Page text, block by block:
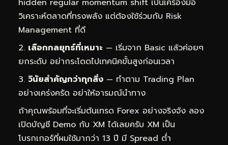
hidden regular momentum shift เป็นเครื่องมือ
วิเคราะห์ตลาดที่ทรงพลัง แต่ต้องใช้ร่วมกับ Risk
Management ที่ดี
เลือกกลยุทธ์ที่เหมาะ — เริ่มจาก Basic แล้วค่อยๆ
ยกระดับ อย่ากระโดดไปเทคนิคขั้นสูงก่อนเวลา
วินัยสำคัญกว่าทุกสิ่ง — ทำตาม Trading Plan
อย่างเคร่งครัด อย่าให้อารมณ์นำทาง
ถ้าคุณพร้อมที่จะเริ่มต้นเทรด Forex อย่างจริงจัง ลอง
เปิดบัญชี Demo กับ XM ได้เลยครับ XM เป็น
โบรกเกอร์ที่ผมใช้มากว่า 13 ปี มี Spread ต่ำ